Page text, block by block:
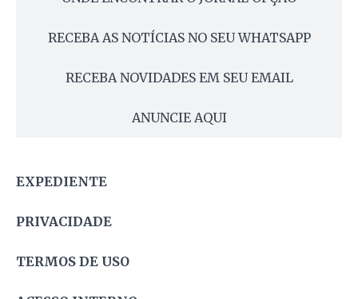
RECEBA AS NOTÍCIAS NO SEU WHATSAPP
RECEBA NOVIDADES EM SEU EMAIL
ANUNCIE AQUI
EXPEDIENTE
PRIVACIDADE
TERMOS DE USO